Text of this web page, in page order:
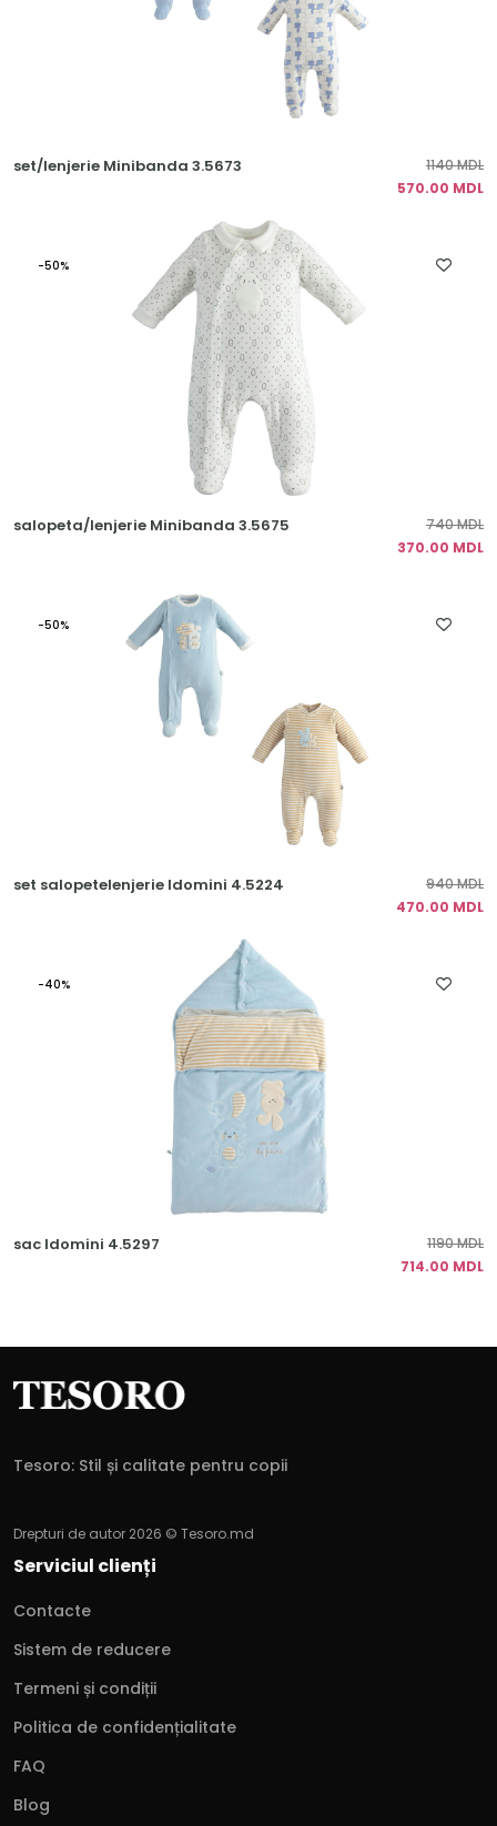
set/lenjerie Minibanda 3.5673
1140 MDL
570.00 MDL
-50%
salopeta/lenjerie Minibanda 3.5675
740 MDL
370.00 MDL
-50%
set salopetelenjerie Idomini 4.5224
940 MDL
470.00 MDL
-40%
sac Idomini 4.5297
1190 MDL
714.00 MDL
Tesoro: Stil și calitate pentru copii
Drepturi de autor 2026 © Tesoro.md
Serviciul clienți
Contacte
Sistem de reducere
Termeni și condiții
Politica de confidențialitate
FAQ
Blog